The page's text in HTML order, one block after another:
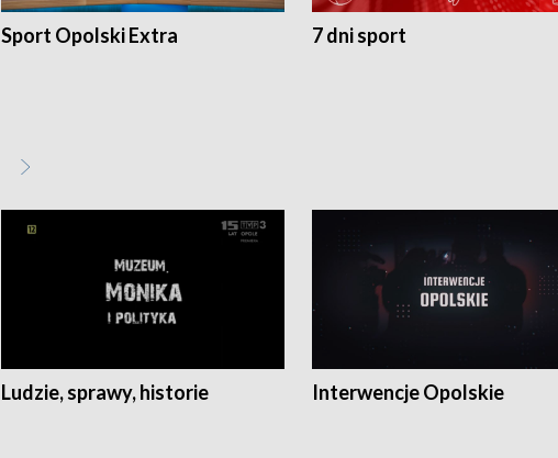
Sport Opolski Extra 7 dni sport
Ludzie, sprawy, historie Interwencje Opolskie